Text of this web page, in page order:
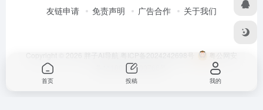
友链申请 免责声明 广告合作 关于我们
Copyright © 2026 胖子AI导航 粤ICP备2024242698号
粤公网安
备44180202000766号
首页 投稿 我的